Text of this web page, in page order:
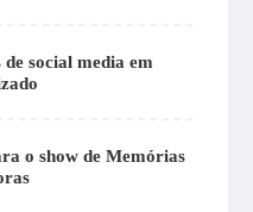
social media em
o show de Memórias